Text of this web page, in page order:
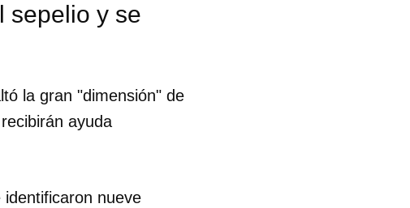
sepelio y se
la gran "dimensión" de
ayuda
nueve